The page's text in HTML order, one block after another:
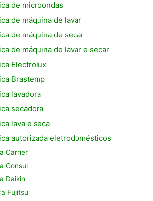
de microondas
de máquina de lavar
de máquina de secar
de máquina de lavar e secar
Electrolux
Brastemp
lavadora
secadora
lava e seca
autorizada eletrodomésticos
Carrier
Consul
Daikin
Fujitsu